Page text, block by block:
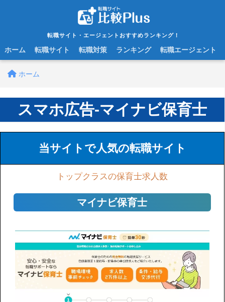
転職サイト・エージェントおすすめランキング！
ホーム 転職サイト 転職対策 ランキング 転職エージェント
ホーム
スマホ広告-マイナビ保育士
当サイトで人気の転職サイト
トップクラスの保育士求人数
マイナビ保育士